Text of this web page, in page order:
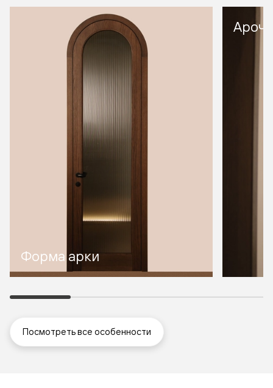
Форма арки
Посмотреть все особенности